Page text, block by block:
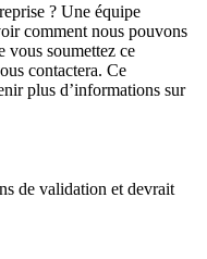
? Une équipe
comment nous pouvons
vous soumettez ce
contactera. Ce
plus d’informations sur
de validation et devrait